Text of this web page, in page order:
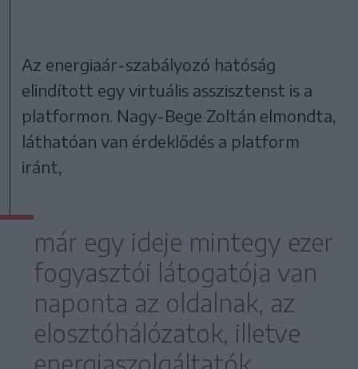
Az energiaár-szabályozó hatóság
elindított egy virtuális asszisztenst is a
platformon. Nagy-Bege Zoltán elmondta,
láthatóan van érdeklődés a platform
iránt,
már egy ideje mintegy ezer
fogyasztói látogatója van
naponta az oldalnak, az
elosztóhálózatok, illetve